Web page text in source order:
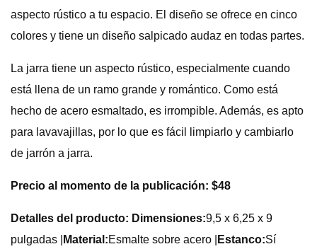
aspecto rústico a tu espacio. El diseño se ofrece en cinco
colores y tiene un diseño salpicado audaz en todas partes.
La jarra tiene un aspecto rústico, especialmente cuando
está llena de un ramo grande y romántico. Como está
hecho de acero esmaltado, es irrompible. Además, es apto
para lavavajillas, por lo que es fácil limpiarlo y cambiarlo
de jarrón a jarra.
Precio al momento de la publicación: $48
Detalles del producto: Dimensiones:9,5 x 6,25 x 9
pulgadas |
Material:Esmalte sobre acero | Estanco:Sí